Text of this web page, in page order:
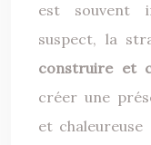
est souvent
suspect, la
construire et
créer une
et